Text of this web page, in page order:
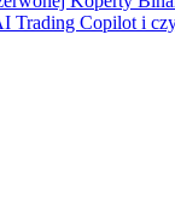
Trading Copilot i